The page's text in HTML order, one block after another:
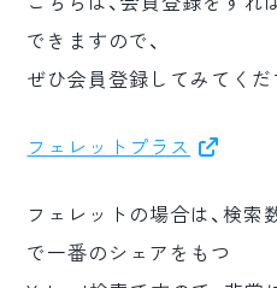
できますので、
ぜひ会員登録してみてくだ
フェレットプラス
フェレットの場合は、検
で一番のシェアをもつ